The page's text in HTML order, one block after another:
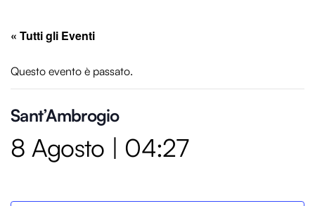
« Tutti gli Eventi
Questo evento è passato.
Sant’Ambrogio
8 Agosto | 04:27